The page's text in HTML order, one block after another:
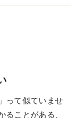
って似ていませ
ことがある、